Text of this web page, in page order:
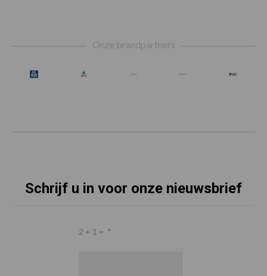
Onze brandpartners
Schrijf u in voor onze nieuwsbrief
2 + 1 = *